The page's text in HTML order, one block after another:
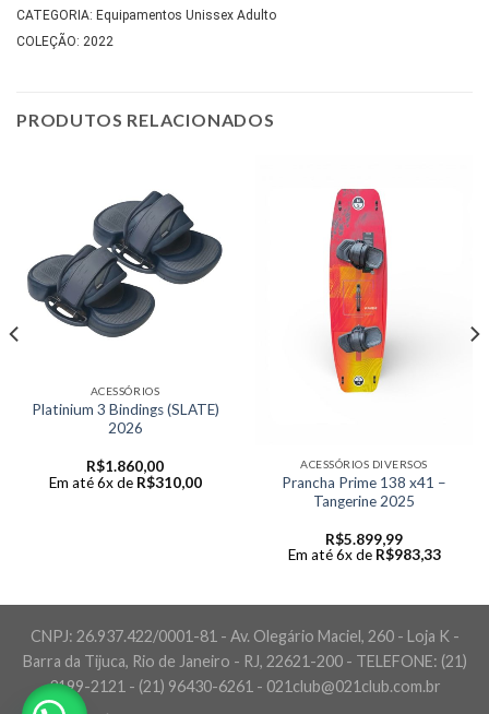
CATEGORIA: Equipamentos Unissex Adulto
COLEÇÃO: 2022
PRODUTOS RELACIONADOS
ACESSÓRIOS
Platinium 3 Bindings (SLATE)
2026
R$1.860,00
Em até 6x de R$310,00
ACESSÓRIOS DIVERSOS
Prancha Prime 138 x41 –
Tangerine 2025
R$5.899,99
Em até 6x de R$983,33
CNPJ: 26.937.422/0001-81 - Av. Olegário Maciel, 260 - Loja K -
Barra da Tijuca, Rio de Janeiro - RJ, 22621-200 - TELEFONE: (21)
3199-2121 - (21) 96430-6261 - 021club@021club.com.br